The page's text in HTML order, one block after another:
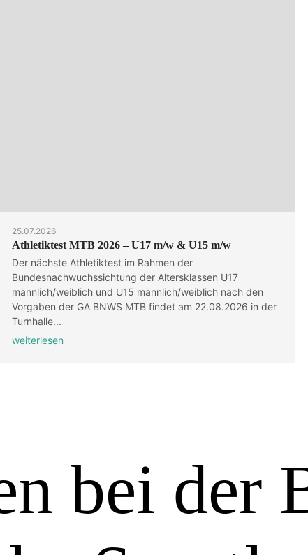
25.07.2026
Athletiktest MTB 2026 – U17 m/w & U15 m/w
Der nächste Athletiktest im Rahmen der
Bundesnachwuchssichtung der Altersklassen U17
männlich/weiblich und U15 männlich/weiblich nach den
Vorgaben der GA BNWS MTB findet am 22.08.2026 in der
Turnhalle...
weiterlesen
bei der